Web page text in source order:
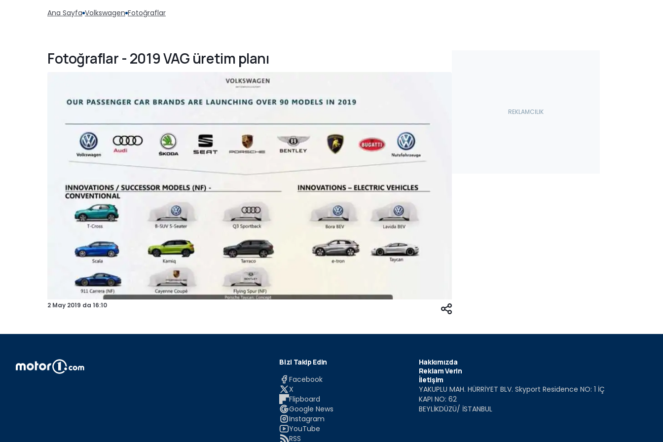
Ana Sayfa Volkswagen Fotoğraflar
Fotoğraflar - 2019 VAG üretim planı
2 May 2019 da 16:10
Bizi Takip Edin
Facebook
X
Flipboard
Google News
Instagram
YouTube
RSS
Hakkımızda
Reklam Verin
İletişim
YAKUPLU MAH. HÜRRİYET BLV. Skyport Residence NO: 1 İÇ
KAPI NO: 62
BEYLİKDÜZÜ/ İSTANBUL